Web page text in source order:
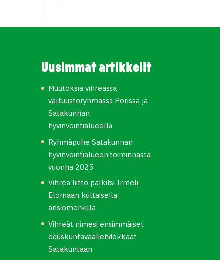
Uusimmat artikkelit
Muutoksia vihreässä
valtuustoryhmässä Porissa ja
Satakunnan
hyvinvointialueella
Ryhmäpuhe Satakunnan
hyvinvointialueen toiminnasta
vuonna 2025
Vihreä liitto palkitsi Irmeli
Elomaan kultaisella
ansiomerkillä
Vihreät nimesi ensimmäiset
eduskuntavaaliehdokkaat
Satakuntaan